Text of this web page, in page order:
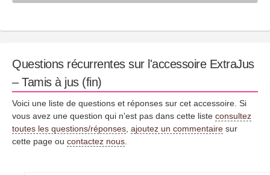
Questions récurrentes sur l'accessoire ExtraJus
– Tamis à jus (fin)
Voici une liste de questions et réponses sur cet accessoire. Si
vous avez une question qui n'est pas dans cette liste consultez
toutes les questions/réponses ajoutez un commentaire sur
cette page ou contactez nous